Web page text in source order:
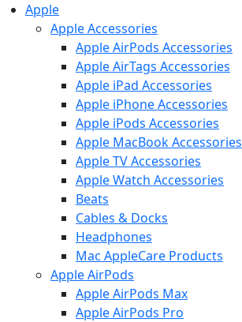
Apple
Apple Accessories
Apple AirPods Accessories
Apple AirTags Accessories
Apple iPad Accessories
Apple iPhone Accessories
Apple iPods Accessories
Apple MacBook Accessories
Apple TV Accessories
Apple Watch Accessories
Beats
Cables & Docks
Headphones
Mac AppleCare Products
Apple AirPods
Apple AirPods Max
Apple AirPods Pro